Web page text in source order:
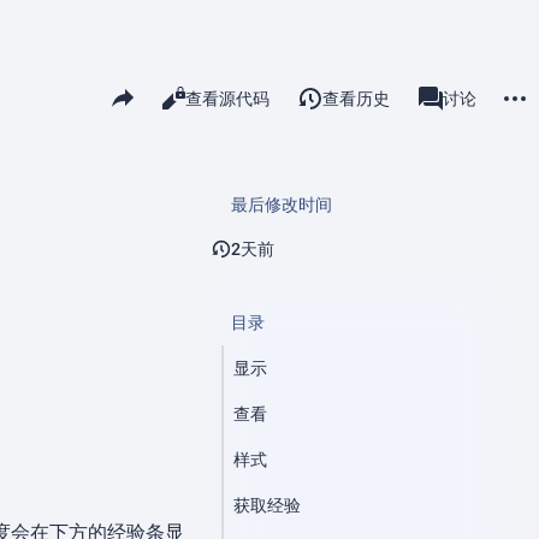
分享此页面
查看阅读
查看源代码 查看历史 associated-
页面
讨论
会在下方的经验条显
最后修改时间
2天前
目录
显示
查看
样式
获取经验